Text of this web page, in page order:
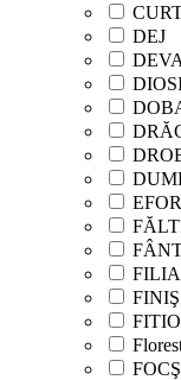
DEJ
DEVA
FINIŞ